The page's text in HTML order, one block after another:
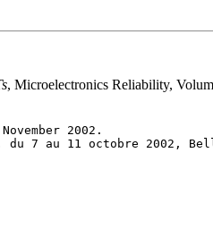
, Microelectronics Reliability,